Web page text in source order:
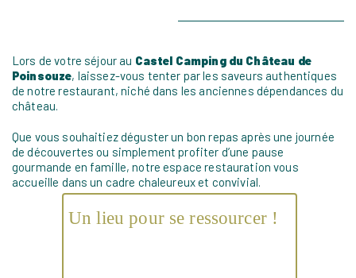
Lors de votre séjour au Castel Camping du Château de
Poinsouze, laissez-vous tenter par les saveurs authentiques
de notre restaurant, niché dans les anciennes dépendances du
château.
Que vous souhaitiez déguster un bon repas après une journée
de découvertes ou simplement profiter d’une pause
gourmande en famille, notre espace restauration vous
accueille dans un cadre chaleureux et convivial.
Un lieu pour se ressourcer !